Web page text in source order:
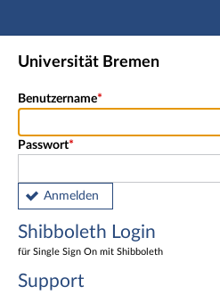
Shibboleth
Universität Bremen
Benutzername
Passwort
Anmelden
Shibboleth Login
für Single Sign On mit Shibboleth
Support